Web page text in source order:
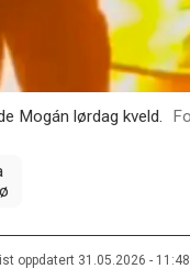
Mogán lørdag kveld.
oppdatert 31.05.2026 - 11:48